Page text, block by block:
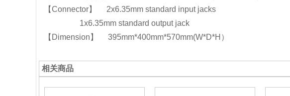
【Connector】 2x6.35mm standard input jacks
1x6.35mm standard output jack
【Dimension】 395mm*400mm*570mm(W*D*H）
相关商品